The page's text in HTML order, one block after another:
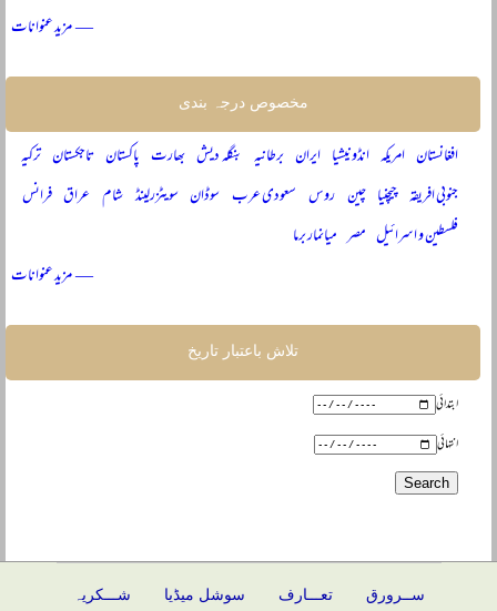
— مزید عنوانات
مخصوص درجہ بندی
افغانستان امریکہ انڈونیشیا ایران برطانیہ بنگلہ دیش بھارت پاکستان تاجکستان ترکیہ
جنوبی افریقہ چیچنیا چین روس سعودی عرب سوڈان سویٹزرلینڈ شام عراق فرانس
فلسطین و اسرائیل مصر میانمار برما
— مزید عنوانات
تلاش باعتبار تاریخ
ابتدائی
انتہائی
ســرورق تعـــارف سوشل میڈیا شـــکریہ